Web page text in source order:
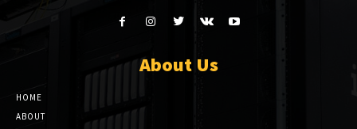
About Us
HOME
ABOUT